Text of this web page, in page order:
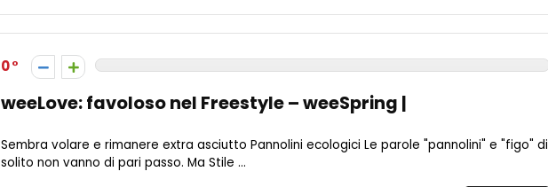
0
weeLove: favoloso nel Freestyle – weeSpring |
Sembra volare e rimanere extra asciutto Pannolini ecologici Le parole "pannolini" e "figo" di
solito non vanno di pari passo. Ma Stile ...